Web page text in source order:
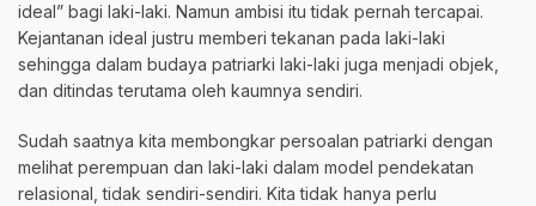
ideal” bagi laki-laki. Namun ambisi itu tidak pernah tercapai.
Kejantanan ideal justru memberi tekanan pada laki-laki
sehingga dalam budaya patriarki laki-laki juga menjadi objek,
dan ditindas terutama oleh kaumnya sendiri.
Sudah saatnya kita membongkar persoalan patriarki dengan
melihat perempuan dan laki-laki dalam model pendekatan
relasional, tidak sendiri-sendiri. Kita tidak hanya perlu